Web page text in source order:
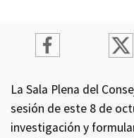
La Sala Plena del
sesión de este 8 de
investigación y